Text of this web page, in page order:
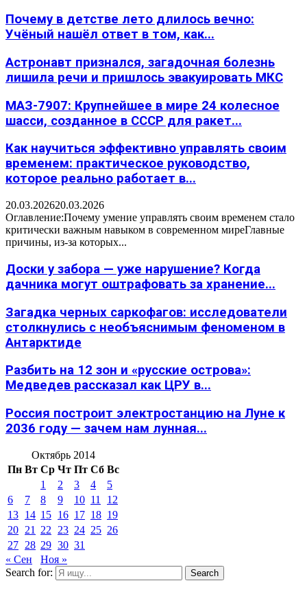
Почему в детстве лето длилось вечно:
Учёный нашёл ответ в том, как...
Астронавт признался, загадочная болезнь
лишила речи и пришлось эвакуировать МКС
МАЗ-7907: Крупнейшее в мире 24 колесное
шасси, созданное в СССР для ракет...
Как научиться эффективно управлять своим
временем: практическое руководство,
которое реально работает в...
20.03.202620.03.2026
Оглавление:Почему умение управлять своим временем стало
критически важным навыком в современном миреГлавные
причины, из-за которых...
Доски у забора — уже нарушение? Когда
дачника могут оштрафовать за хранение...
Загадка черных саркофагов: исследователи
столкнулись с необъяснимым феноменом в
Антарктиде
Разбить на 12 зон и «русские острова»:
Медведев рассказал как ЦРУ в...
Россия построит электростанцию на Луне к
2036 году — зачем нам лунная...
Октябрь 2014
Пн Вт Ср Чт Пт Сб Вс
1
2 3 4
5
6
7 8 9 10 11
12
13 14 15 16 17 18 19
20 21 22 23 24 25 26
27 28 29 30 31
« Сен
Ноя »
Search for:
Search